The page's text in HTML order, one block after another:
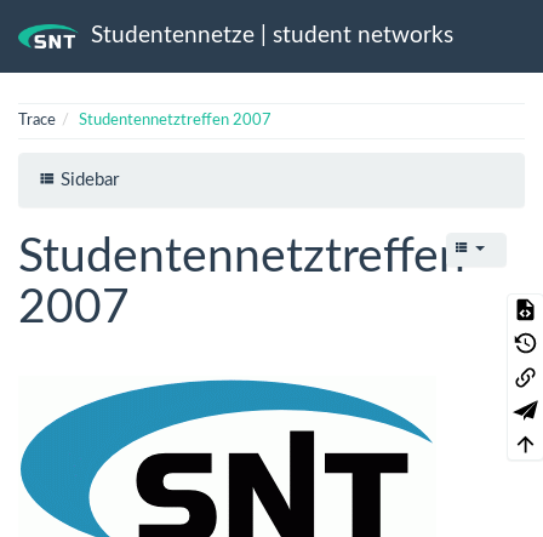
Studentennetze | student networks
Trace Studentennetztreffen 2007
Sidebar
Studentennetztreffen
2007